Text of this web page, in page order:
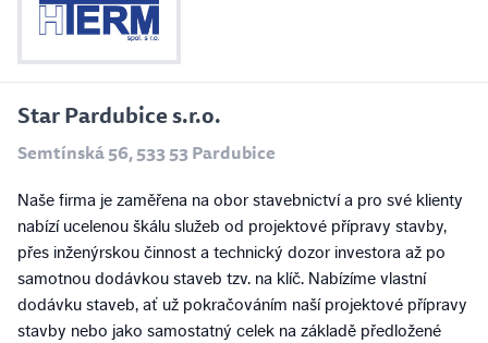
Star Pardubice s.r.o.
Semtínská 56, 533 53 Pardubice
Naše firma je zaměřena na obor stavebnictví a pro své klienty
nabízí ucelenou škálu služeb od projektové přípravy stavby,
přes inženýrskou činnost a technický dozor investora až po
samotnou dodávkou staveb tzv. na klíč. Nabízíme vlastní
dodávku staveb, ať už pokračováním naší projektové přípravy
stavby nebo jako samostatný celek na základě předložené